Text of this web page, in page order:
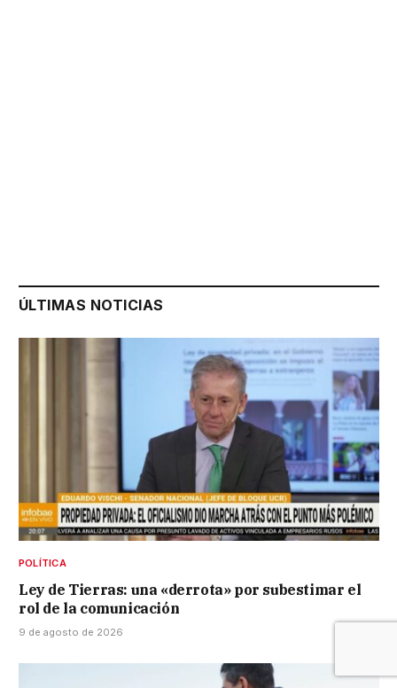
ÚLTIMAS NOTICIAS
POLÍTICA
Ley de Tierras: una «derrota» por subestimar el
rol de la comunicación
9 de agosto de 2026